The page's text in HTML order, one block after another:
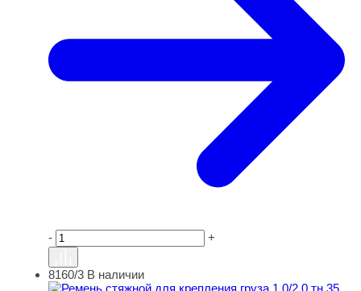
- +
Ремень стяжной для крепления груза 1,0/2,0 тн 35 мм
8160/3 В наличии